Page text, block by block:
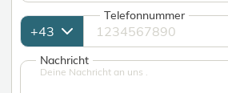
Telefonnummer
Nachricht